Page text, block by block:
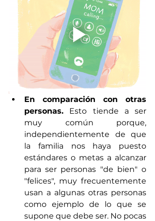
En comparación con otras
personas. Esto tiende a ser
muy común porque,
independientemente de que
la familia nos haya puesto
estándares o metas a alcanzar
para ser personas "de bien" o
"felices", muy frecuentemente
usan a algunas otras personas
como ejemplo de lo que se
supone que debe ser. No pocas